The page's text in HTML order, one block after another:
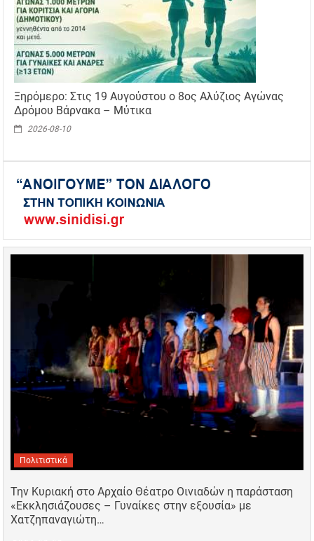
Ξηρόμερο: Στις 19 Αυγούστου ο 8ος Αλύζιος Αγώνας
Δρόμου Βάρνακα – Μύτικα
2026-08-10
Πολιτιστικά
Την Κυριακή στο Αρχαίο Θέατρο Οινιαδών η παράσταση
«Εκκλησιάζουσες – Γυναίκες στην εξουσία» με
Χατζηπαναγιώτη…